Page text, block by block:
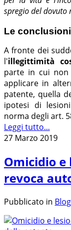
spregio del
Le
A fronte dei
l'illegittimità
parte in cui
applicare in
patente, quella
ipotesi di
norma degli art.
Leggi tutto...
27 Marzo 2019
Omicidio
revoca
Pubblicato in Blog